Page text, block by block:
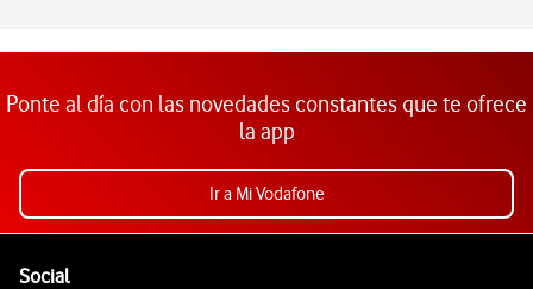
Ponte al día con las novedades constantes que te ofrece
la app
Ir a Mi Vodafone
SocialEnlaces a las redes sociales de Vodafone